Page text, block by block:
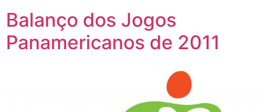
Balanço dos Jogos
Panamericanos de 2011